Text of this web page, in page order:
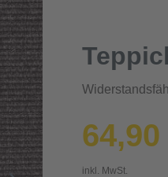
64,90
inkl. MwSt.